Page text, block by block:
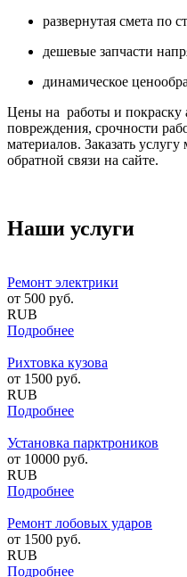
развернутая смета по
дешевые запчасти
динамическое
Цены на работы и покраску
повреждения, срочности
материалов. Заказать
обратной связи на сайте.
Наши услуги
Ремонт электрики
от 500 руб.
RUB
Подробнее
Рихтовка кузова
от 1500 руб.
RUB
Подробнее
Установка парктроников
от 10000 руб.
RUB
Подробнее
Ремонт лобовых ударов
от 1500 руб.
RUB
Подробнее